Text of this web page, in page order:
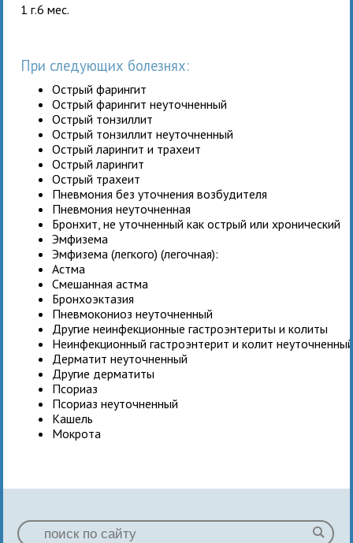
1 г.6 мес.
При следующих болезнях:
Острый фарингит
Острый фарингит неуточненный
Острый тонзиллит
Острый тонзиллит неуточненный
Острый ларингит и трахеит
Острый ларингит
Острый трахеит
Пневмония без уточнения возбудителя
Пневмония неуточненная
Бронхит, не уточненный как острый или хронический
Эмфизема
Эмфизема (легкого) (легочная):
Астма
Смешанная астма
Бронхоэктазия
Пневмокониоз неуточненный
Другие неинфекционные гастроэнтериты и колиты
Неинфекционный гастроэнтерит и колит
Дерматит неуточненный
Другие дерматиты
Псориаз
Псориаз неуточненный
Кашель
Мокрота